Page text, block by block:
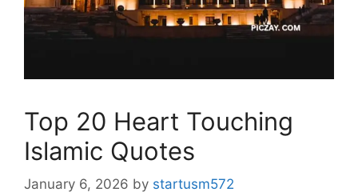
Top 20 Heart Touching
Islamic Quotes
January 6, 2026 by startusm572